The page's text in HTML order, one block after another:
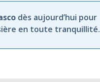
dès aujourd’hui pour
en toute tranquillité.